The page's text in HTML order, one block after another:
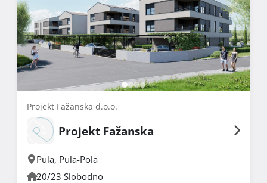
Projekt Fažanska d.o.o.
Projekt Fažanska
Pula, Pula-Pola
20/23 Slobodno